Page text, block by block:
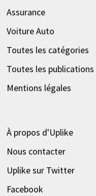
Assurance
Voiture Auto
Toutes les catégories
Toutes les publications
Mentions légales
À propos d'Uplike
Nous contacter
Uplike sur Twitter
Facebook